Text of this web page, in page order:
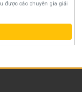
được các chuyên gia giải